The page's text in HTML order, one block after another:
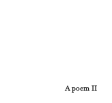
A poem II